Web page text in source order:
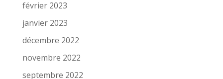
février 2023
janvier 2023
décembre 2022
novembre 2022
septembre 2022